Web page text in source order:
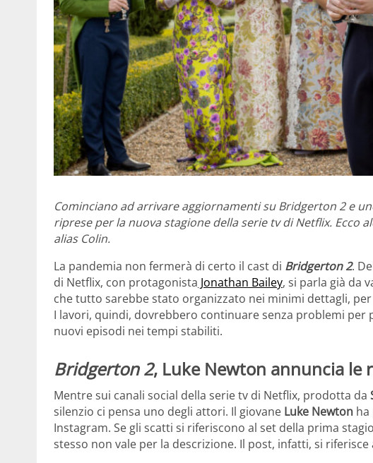
Cominciano ad arrivare aggiornamenti su Bridgerton 2 e
riprese per la nuova stagione della serie tv di Netflix. Ecco
alias Colin.
La pandemia non fermerà di certo il cast di Bridgerton 2.
di Netflix, con protagonista Jonathan Bailey, si parla già da
che tutto sarebbe stato organizzato nei minimi dettagli,
I lavori, quindi, dovrebbero continuare senza problemi
nuovi episodi nei tempi stabiliti.
Bridgerton 2, Luke Newton annuncia le
Mentre sui canali social della serie tv di Netflix, prodotta da
silenzio ci pensa uno degli attori. Il giovane Luke Newton ha
Instagram. Se gli scatti si riferiscono al set della prima
stesso non vale per la descrizione. Il post, infatti, si riferisce